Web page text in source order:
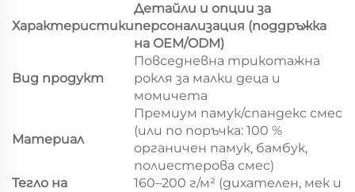
Характеристики
Детайли и опции за
персонализация (поддръжка
на OEM/ODM)
Вид продукт
Повседневна трикотажна
рокля за малки деца и
момичета
Материал
Премиум памук/спандекс смес
(или по поръчка: 100 %
органичен памук, бамбук,
полиестерова смес)
Тегло на
160–200 г/м² (дихателен, мек и